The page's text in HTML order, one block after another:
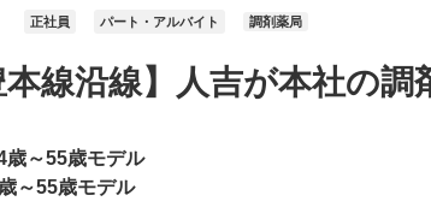
正社員 パート・アルバイト 調剤薬局
線沿線】人吉が本社の調
歳～55歳モデル
～55歳モデル